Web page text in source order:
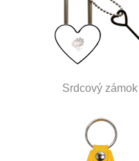
Srdcový zámok